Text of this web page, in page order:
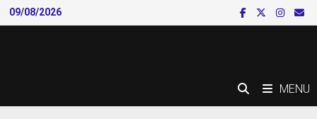
Skip
to
09/08/2026
MENU